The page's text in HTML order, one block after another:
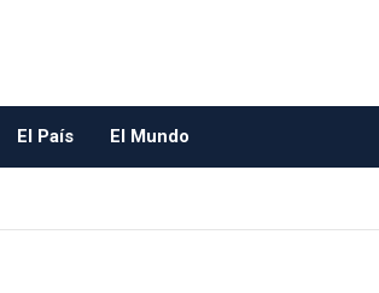
El País El Mundo